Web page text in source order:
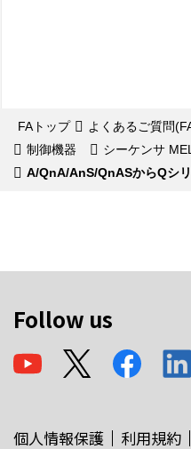
FAトップ よくあるご質問
制御機器
シーケンサ
A/QnA/AnS/QnASからQシ
Follow us
個人情報保護 利用規約